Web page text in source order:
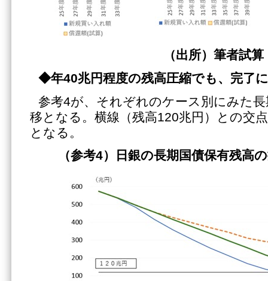
（出所）筆者試算
◆年40兆円程度の残高圧縮でも、完了
参考4が、それぞれのケース別にみた
移となる。横線（残高120兆円）との交
となる。
（参考4）日銀の長期国債保有残高